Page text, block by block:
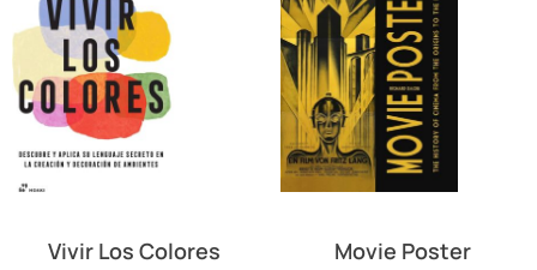
Vivir Los Colores Movie Poster